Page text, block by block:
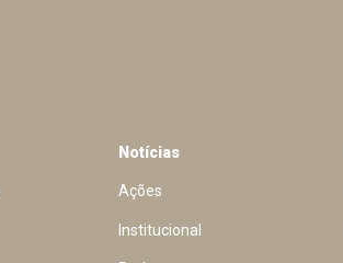
Notícias
Ações
Institucional